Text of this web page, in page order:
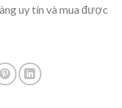
uy tín và mua được